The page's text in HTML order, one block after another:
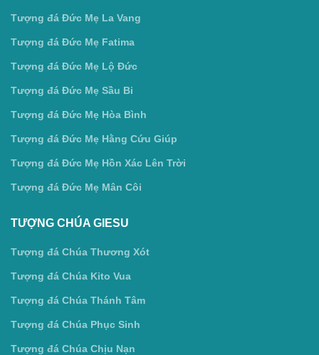
Tượng đá Đức Mẹ La Vang
Tượng đá Đức Mẹ Fatima
Tượng đá Đức Mẹ Lộ Đức
Tượng đá Đức Mẹ Sầu Bi
Tượng đá Đức Mẹ Hòa Bình
Tượng đá Đức Mẹ Hằng Cứu Giúp
Tượng đá Đức Mẹ Hồn Xác Lên Trời
Tượng đá Đức Mẹ Mân Côi
TƯỢNG CHÚA GIESU
Tượng đá Chúa Thương Xót
Tượng đá Chúa Kito Vua
Tượng đá Chúa Thánh Tâm
Tượng đá Chúa Phục Sinh
Tượng đá Chúa Chịu Nạn